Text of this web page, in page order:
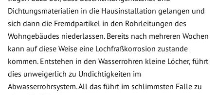
Dichtungsmaterialien in die Hausinstallation gelangen und
sich dann die Fremdpartikel in den Rohrleitungen des
Wohngebäudes niederlassen. Bereits nach mehreren Wochen
kann auf diese Weise eine Lochfraßkorrosion zustande
kommen. Entstehen in den Wasserrohren kleine Löcher, führt
dies unweigerlich zu Undichtigkeiten im
Abwasserrohrsystem. All das führt im schlimmsten Falle zu